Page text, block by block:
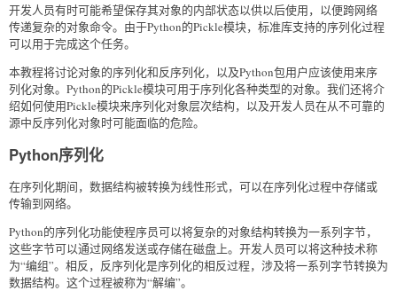
开发人员有时可能希望保存其对象的内部状态以供以后使用，以便跨网络
传递复杂的对象命令。由于Python的Pickle模块，标准库支持的序列化过程
可以用于完成这个任务。
本教程将讨论对象的序列化和反序列化，以及Python包用户应该使用来序
列化对象。Python的Pickle模块可用于序列化各种类型的对象。我们还将介
绍如何使用Pickle模块来序列化对象层次结构，以及开发人员在从不可靠的
源中反序列化对象时可能面临的危险。
Python序列化
在序列化期间，数据结构被转换为线性形式，可以在序列化过程中存储或
传输到网络。
Python的序列化功能使程序员可以将复杂的对象结构转换为一系列字节，
这些字节可以通过网络发送或存储在磁盘上。开发人员可以将这种技术称
为“编组”。相反，反序列化是序列化的相反过程，涉及将一系列字节转换为
数据结构。这个过程被称为“解编”。